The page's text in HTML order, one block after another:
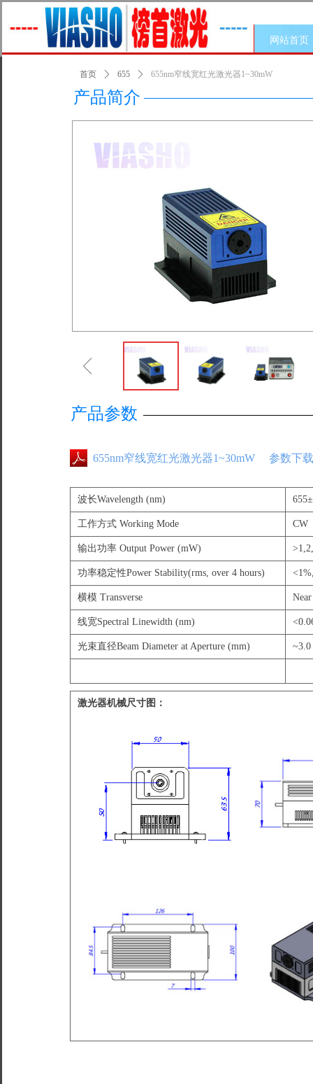
网站首页
655nm窄线宽红光激光器1~30mW 参数下载
波长Wavelength (nm)
工作方式 Working Mode CW
输出功率 Output Power (mW)
功率稳定性Power Stability(rms, over 4 hours)
横模 Transverse
线宽Spectral Linewidth (nm)
光束直径Beam Diameter at Aperture (mm) ~3.0
激光器机械尺寸图：
产品简介
首页 ꄲ 655 ꄲ 655nm窄线宽红光激光器1~30mW
产品参数
ꁆ